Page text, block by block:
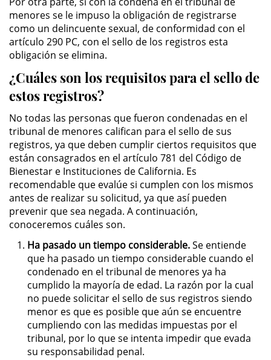
Trabajadores
Fraude de Seguro de Auto
Fraude del Seguro de
Desempleo
Fraude de Tarjetas de Crédito
Práctica No Autorizada de la
Medicina
Delitos de Hurto
Hurto Mayor
Hurto Mayor de Auto
Hurto Menor
Recepción de Propiedad
Robada
Robo
Robo de Caja Fuerte
menores se le impuso la obligación de registrarse
como un delincuente sexual, de conformidad con el
artículo 290 PC, con el sello de los registros esta
obligación se elimina.
¿Cuáles son los requisitos para el sello de
estos registros?
No todas las personas que fueron condenadas en el
tribunal de menores califican para el sello de sus
registros, ya que deben cumplir ciertos requisitos que
están consagrados en el artículo 781 del Código de
Bienestar e Instituciones de California. Es
recomendable que evalúe si cumplen con los mismos
antes de realizar su solicitud, ya que así pueden
prevenir que sea negada. A continuación,
conoceremos cuáles son.
Ha pasado un tiempo considerable.Se entiende
que ha pasado un tiempo considerable cuando el
condenado en el tribunal de menores ya ha
cumplido la mayoría de edad. La razón por la cual
no puede solicitar el sello de sus registros siendo
menor es que es posible que aún se encuentre
cumpliendo con las medidas impuestas por el
tribunal, por lo que se intenta impedir que evada
su responsabilidad penal.